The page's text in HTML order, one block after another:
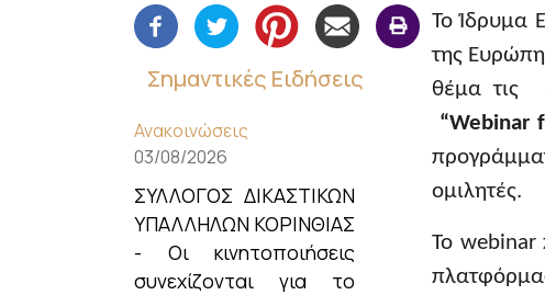
Σημαντικές Ειδήσεις
Ανακοινώσεις
03/08/2026
ΣΥΛΛΟΓΟΣ ΔΙΚΑΣΤΙΚΩΝ
ΥΠΑΛΛΗΛΩΝ ΚΟΡΙΝΘΙΑΣ
- Οι κινητοποιήσεις
συνεχίζονται για το
Το Ίδρυμα
της
θέμα τις
“Webinar
ομιλητές.
Το webinar